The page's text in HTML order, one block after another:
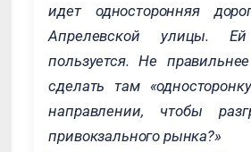
идет односторонняя
Апрелевской улицы.
пользуется. Не
сделать там
направлении, чтобы
привокзального рынка?»